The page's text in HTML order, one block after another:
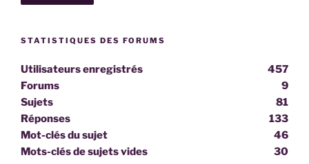
STATISTIQUES DES FORUMS
Utilisateurs enregistrés
457
Forums
9
Sujets
81
Réponses
133
Mot-clés du sujet
46
Mots-clés de sujets vides
30